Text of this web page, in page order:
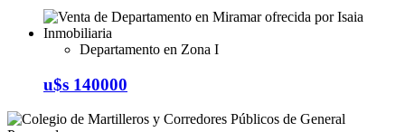
Departamento en Zona I
u$s 140000